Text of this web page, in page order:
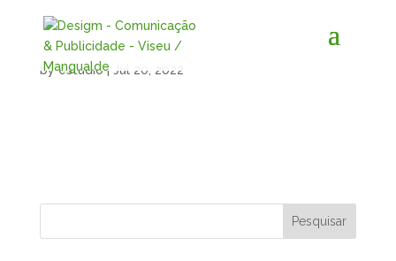
byestudio| Jul 20, 2022